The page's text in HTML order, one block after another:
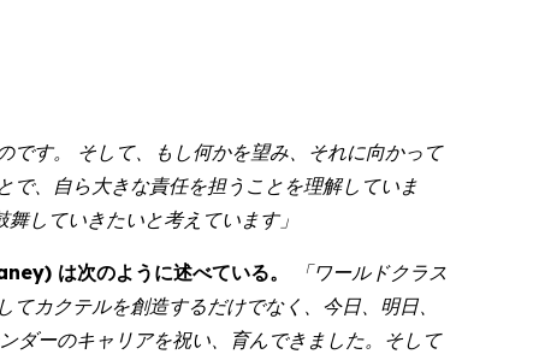
です。 そして、もし何かを望み、それに向かって
で、自ら大きな責任を担うことを理解していま
していきたいと考えています」
は次のように述べている。
「ワールドクラス
カクテルを創造するだけでなく、今日、明日、
ダーのキャリアを祝い、育んできました。そして